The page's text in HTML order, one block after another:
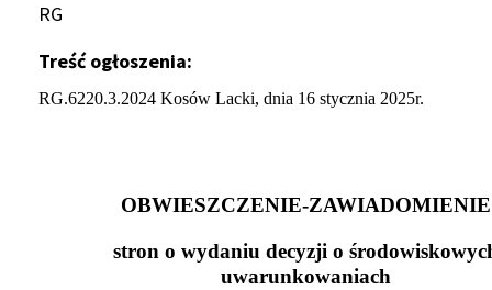
RG
Treść ogłoszenia
RG.6220.3.2024 Kosów Lacki, dnia 16 stycznia 2025r.
OBWIESZCZENIE-ZAWIADOMIENIE
stron o wydaniu decyzji o
uwarunkowaniach